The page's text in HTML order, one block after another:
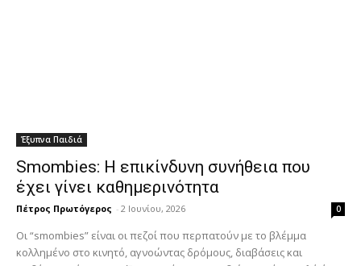
Έξυπνα Παιδιά
Smombies: Η επικίνδυνη συνήθεια που
έχει γίνει καθημερινότητα
Πέτρος Πρωτόγερος - 2 Ιουνίου, 2026 0
Οι “smombies” είναι οι πεζοί που περπατούν με το βλέμμα
κολλημένο στο κινητό, αγνοώντας δρόμους, διαβάσεις και